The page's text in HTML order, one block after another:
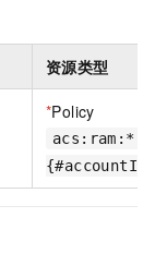
资源类型
*Policy
acs:ram:*: